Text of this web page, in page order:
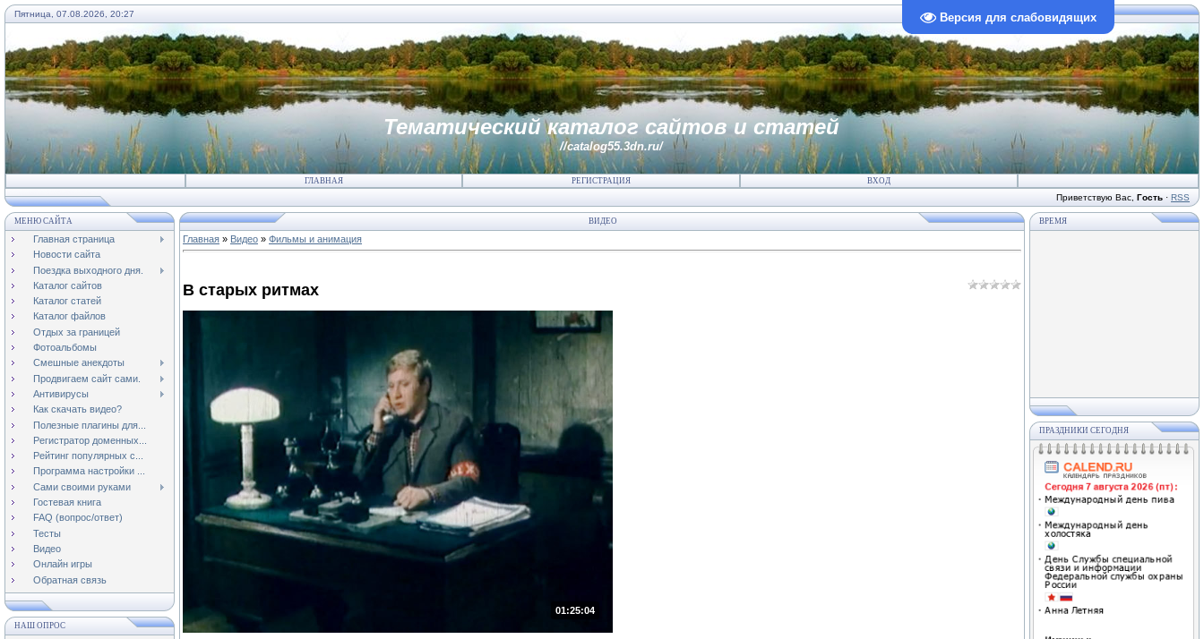
Версия для слабовидящих
Пятница, 07.08.2026, 20:27
Тематический каталог сайтов и статей
//catalog55.3dn.ru/
ГЛАВНАЯ РЕГИСТРАЦИЯ ВХОД
Приветствую Вас Гость · RSS
МЕНЮ САЙТА
Главная страница
Новости сайта
Поездка выходного дня.
Каталог сайтов
Каталог статей
Каталог файлов
Отдых за границей
Фотоальбомы
Смешные анекдоты
Продвигаем сайт сами.
Антивирусы
Как скачать видео?
Полезные плагины для...
Регистратор доменных...
Рейтинг популярных с...
Программа настройки ...
Сами своими руками
Гостевая книга
FAQ (вопрос/ответ)
Тесты
Видео
Онлайн игры
Обратная связь
НАШ ОПРОС
ВИДЕО
Главная » Видео » Фильмы и анимация
В старых ритмах
01:25:04
ВРЕМЯ
ПРАЗДНИКИ СЕГОДНЯ